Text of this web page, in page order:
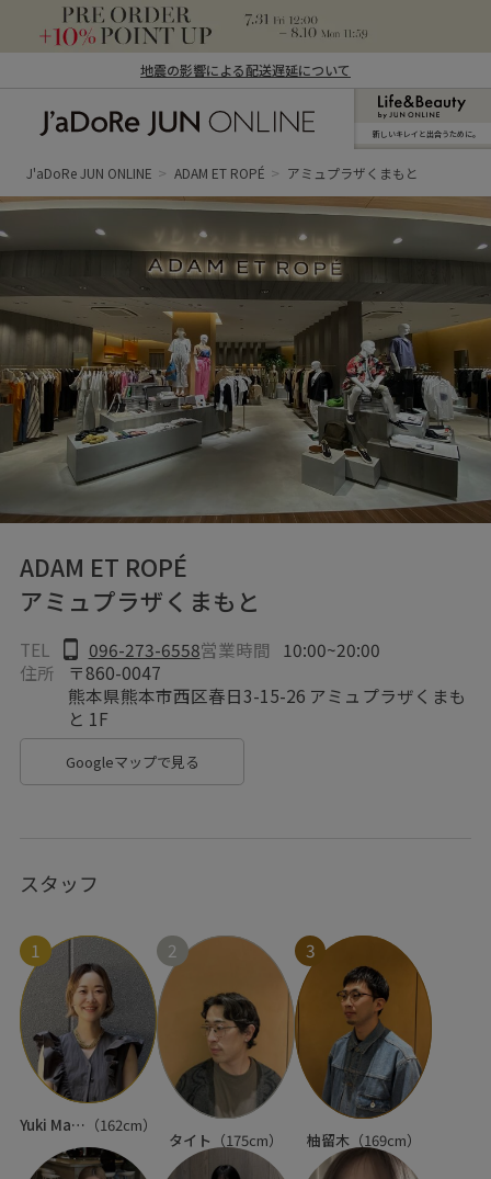
地震の影響による配送遅延について
ン オンライン）
新しいキレイと出合うために。
J'aDoRe JUN ONLINE ADAM ET ROPÉ アミュプラザくまもと
ADAM ET ROPÉ
アミュプラザくまもと
TEL 096-273-6558営業時間
10:00~20:00
住所
〒860-0047
熊本県熊本市西区春日3-15-26 アミュプラザくまも
と 1F
Googleマップで見る
スタッフ
1
Yuki Matsuoka （162cm）
2
タイト （175cm）
3
柚留木（169cm）